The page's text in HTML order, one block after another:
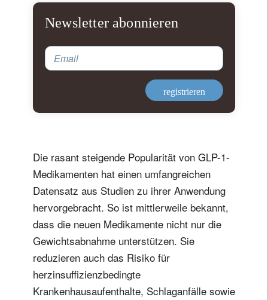
Newsletter abonnieren
Email
registrieren
Die rasant steigende Popularität von GLP-1-
Medikamenten hat einen umfangreichen
Datensatz aus Studien zu ihrer Anwendung
hervorgebracht. So ist mittlerweile bekannt,
dass die neuen Medikamente nicht nur die
Gewichtsabnahme unterstützen. Sie
reduzieren auch das Risiko für
herzinsuffizienzbedingte
Krankenhausaufenthalte, Schlaganfälle sowie